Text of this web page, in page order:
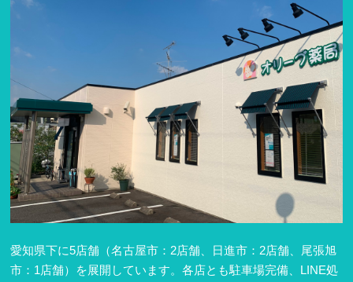
愛知県下に5店舗（名古屋市：2店舗、日進市：2店舗、尾張旭
市：1店舗）を展開しています。各店とも駐車場完備、LINE処